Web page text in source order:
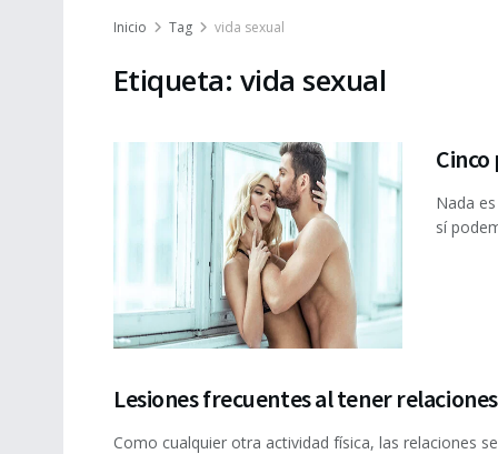
Inicio Tag vida sexual
Etiqueta: vida sexual
Nada
sí
Lesiones frecuentes al tener
Como cualquier otra actividad física, las relaciones